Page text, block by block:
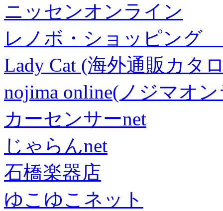
ニッセンオンライン
レノボ・ショッピング
Lady Cat (海外通販カタ
nojima online(ノジマオ
カーセンサーnet
じゃらんnet
石橋楽器店
ゆこゆこネット